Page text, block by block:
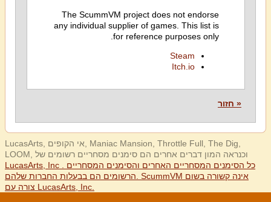
The ScummVM project does not endorse
any individual supplier of games. This list is
for reference purposes only.
Steam
Itch.io
« חזור
LucasArts, אי הקופים, Maniac Mansion, Throttle Full, The Dig,
LOOM, וכנראה המון דברים אחרים הם סימנים מסחריים רשומים של
LucasArts, Inc . כל הסימנים המסחריים האחרים והסימנים המסחריים
הרשומים הם בבעלות החברות שלהם. ScummVM אינה קשורה בשום
צורה עם LucasArts, Inc.